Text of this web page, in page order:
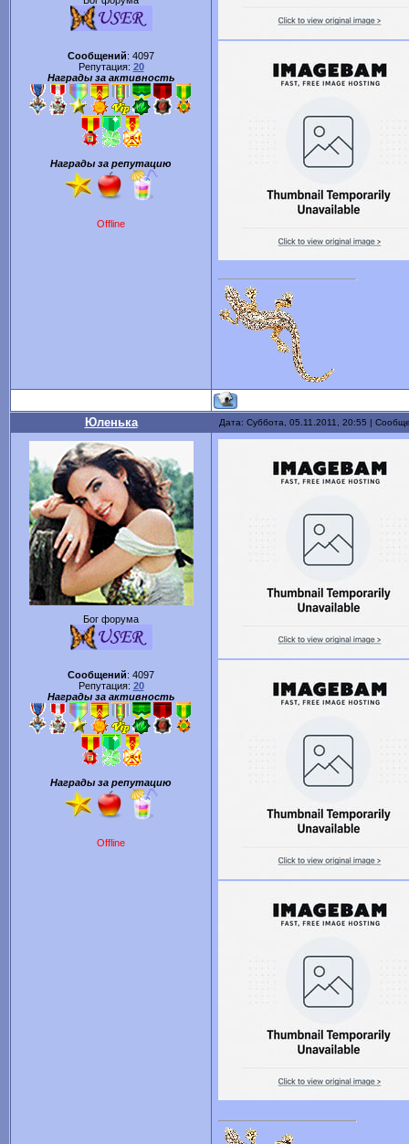
Сообщений: 4097
Репутация: 20
Награды за активность
Награды за репутацию
Offline
Юленька Дата: Суббота, 05.11.2011, 20:55 |
Бог форума
Сообщений: 4097
Репутация: 20
Награды за активность
Награды за репутацию
Offline